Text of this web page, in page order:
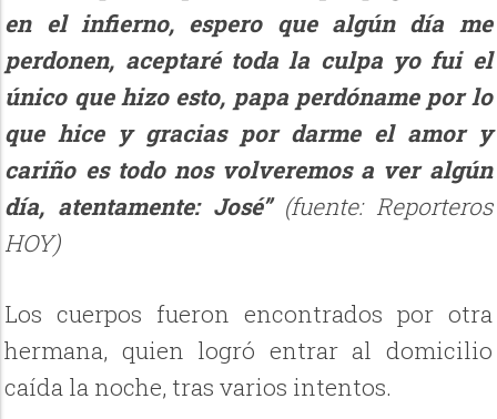
en el infierno, espero que algún día me
perdonen, aceptaré toda la culpa yo fui el
único que hizo esto, papa perdóname por lo
que hice y gracias por darme el amor y
cariño es todo nos volveremos a ver algún
día, atentamente: José” (fuente: Reporteros
HOY)
Los cuerpos fueron encontrados por otra
hermana, quien logró entrar al domicilio
caída la noche, tras varios intentos.